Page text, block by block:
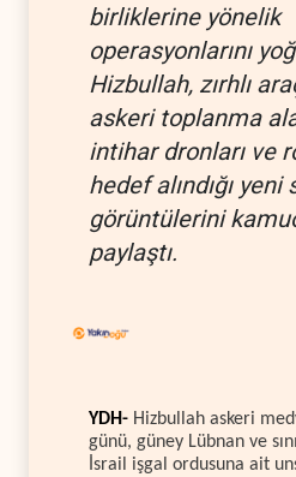
birliklerine yönelik
operasyonlarını
Hizbullah, zırhlı
askeri toplanma
intihar dronları ve
hedef alındığı yeni
görüntülerini
paylaştı.
YDH- Hizbullah askeri
günü, güney Lübnan ve
İsrail işgal ordusuna ait